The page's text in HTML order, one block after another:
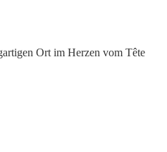
Ort im Herzen vom Tête